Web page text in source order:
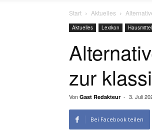
Start Aktuelles
Aktuelles Lexikon Hausmittel
zur
Von Gast Redakteur - 3. Juli
Bei Facebook teilen